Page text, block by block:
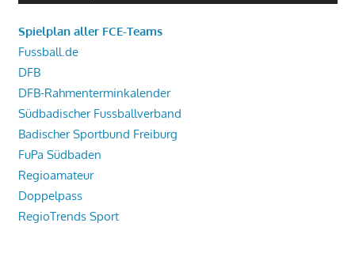
Spielplan aller FCE-Teams
Fussball.de
DFB
DFB-Rahmenterminkalender
Südbadischer Fussballverband
Badischer Sportbund Freiburg
FuPa Südbaden
Regioamateur
Doppelpass
RegioTrends Sport